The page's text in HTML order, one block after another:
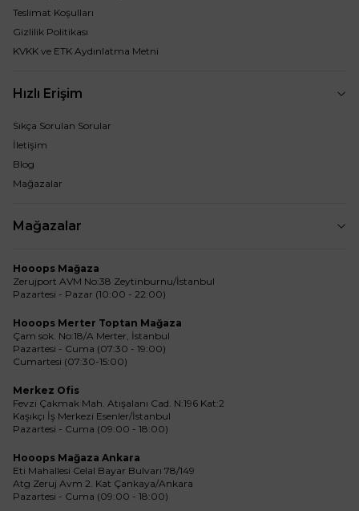
Teslimat Koşulları
Gizlilik Politikası
KVKK ve ETK Aydınlatma Metni
Hızlı Erişim
Sıkça Sorulan Sorular
İletişim
Blog
Mağazalar
Mağazalar
Hooops Mağaza
Zerujport AVM No:38 Zeytinburnu/İstanbul
Pazartesi - Pazar (10:00 - 22:00)
Hooops Merter Toptan Mağaza
Çam sok. No:18/A Merter, İstanbul
Pazartesi - Cuma (07:30 - 19:00)
Cumartesi (07:30-15:00)
Merkez Ofis
Fevzi Çakmak Mah. Atışalanı Cad. N:196 Kat:2
Kaşıkçı İş Merkezi Esenler/İstanbul
Pazartesi - Cuma (09:00 - 18:00)
Hooops Mağaza Ankara
Eti Mahallesi Celal Bayar Bulvarı 78/149
Atg Zeruj Avm 2. Kat Çankaya/Ankara
Pazartesi - Cuma (09:00 - 18:00)